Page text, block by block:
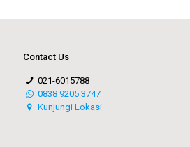
Contact Us
021-6015788
0838 9205 3747
Kunjungi Lokasi